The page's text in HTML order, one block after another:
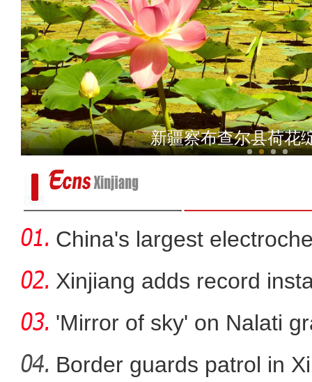
沙雅县：稳就业惠
新疆察布查尔县荷花
China's largest
storag
Xinjiang adds record
cap
'Mirror of sky' on Nalati
Border guards patrol in